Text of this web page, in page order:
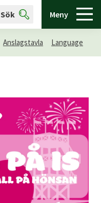
Sök Meny
Anslagstavla Language